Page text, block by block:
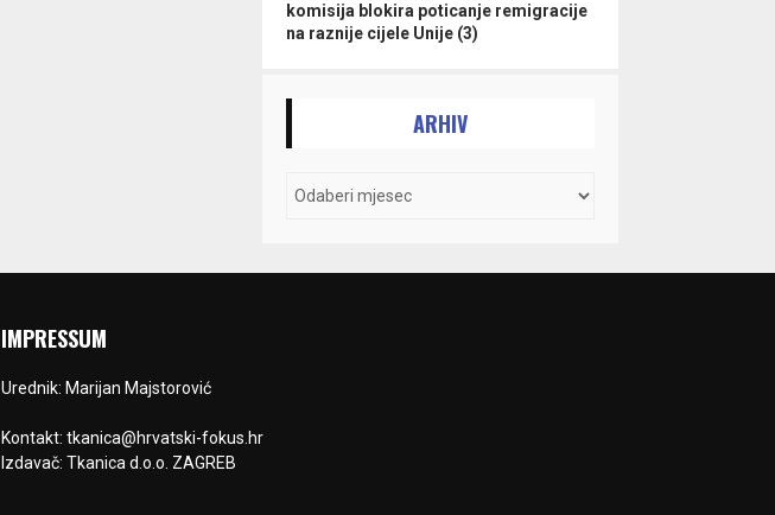
komisija blokira poticanje remigracije
na raznije cijele Unije (3)
ARHIV
IMPRESSUM
Urednik: Marijan Majstorović
Kontakt: tkanica@hrvatski-fokus.hr
Izdavač: Tkanica d.o.o. ZAGREB